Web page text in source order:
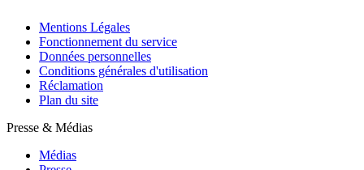
Mentions Légales
Fonctionnement du service
Données personnelles
Conditions générales d'utilisation
Réclamation
Plan du site
Presse & Médias
Médias